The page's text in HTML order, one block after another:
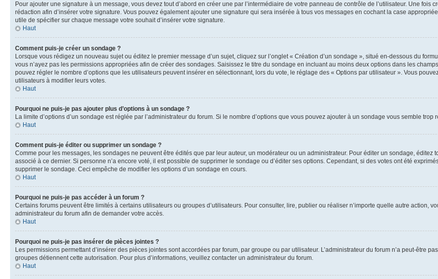
Pour ajouter une signature à un message, vous devez tout d’abord en créer une par l’intermédiaire de votre panneau de contrôle de l’utilisateur. Une fois
rédaction afin d’insérer votre signature. Vous pouvez également ajouter une signature qui sera insérée à tous vos messages en cochant la case
utile de spécifier sur chaque message votre souhait d’insérer votre signature.
Haut
Comment puis-je créer un sondage ?
Lorsque vous rédigez un nouveau sujet ou éditez le premier message d’un sujet, cliquez sur l’onglet « Création d’un sondage », situé en-dessous du
vous n’ayez pas les permissions appropriées afin de créer des sondages. Saisissez le titre du sondage en incluant au moins deux options dans les
pouvez régler le nombre d’options que les utilisateurs peuvent insérer en sélectionnant, lors du vote, le réglage des « Options par utilisateur ». Vous
utilisateurs à modifier leurs votes.
Haut
Pourquoi ne puis-je pas ajouter plus d’options à un sondage ?
La limite d’options d’un sondage est réglée par l’administrateur du forum. Si le nombre d’options que vous pouvez ajouter à un sondage vous semble
Haut
Comment puis-je éditer ou supprimer un sondage ?
Comme pour les messages, les sondages ne peuvent être édités que par leur auteur, un modérateur ou un administrateur. Pour éditer un sondage,
associé à ce dernier. Si personne n’a encore voté, il est possible de supprimer le sondage ou d’éditer ses options. Cependant, si des votes ont été
supprimer le sondage. Ceci empêche de modifier les options d’un sondage en cours.
Haut
Pourquoi ne puis-je pas accéder à un forum ?
Certains forums peuvent être limités à certains utilisateurs ou groupes d’utilisateurs. Pour consulter, lire, publier ou réaliser n’importe quelle autre action,
administrateur du forum afin de demander votre accès.
Haut
Pourquoi ne puis-je pas insérer de pièces jointes ?
Les permissions permettant d’insérer des pièces jointes sont accordées par forum, par groupe ou par utilisateur. L’administrateur du forum n’a peut-être
groupes détiennent cette autorisation. Pour plus d’informations, veuillez contacter un administrateur du forum.
Haut